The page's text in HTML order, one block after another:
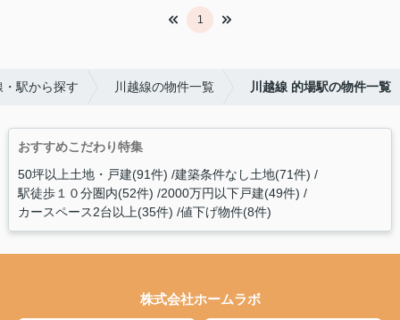
1
・駅から探す 川越線の物件一覧 川越線 的場駅の物件一覧
おすすめこだわり特集
50坪以上土地・戸建(91件) 建築条件なし土地(71件)
駅徒歩１０分圏内(52件) 2000万円以下戸建(49件)
カースペース2台以上(35件) 値下げ物件(8件)
株式会社ホームラボ